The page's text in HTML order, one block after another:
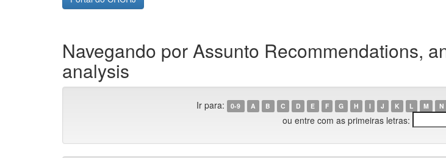
Navegando por Assunto Recommendations,
analysis
Ir para: 0-9 A B C D E F G H I J K L M N
ou entre com as primeiras letras: